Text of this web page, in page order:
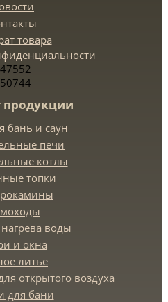
товара
продукции
бань и саун
печи
котлы
топки
воды
и окна
литье
открытого воздуха
для бани